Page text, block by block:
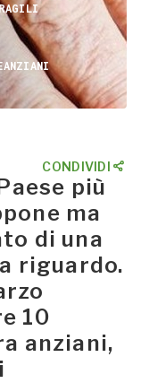
CONDIVIDI
più
ma
di una
riguardo.
10
anziani,